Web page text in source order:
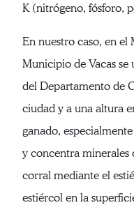
K (nitrógeno, fósforo,
En nuestro caso, en el
Municipio de Vacas
del Departamento de
ciudad y a una altura
ganado,
y concentra minerales
corral mediante el
estiércol en la